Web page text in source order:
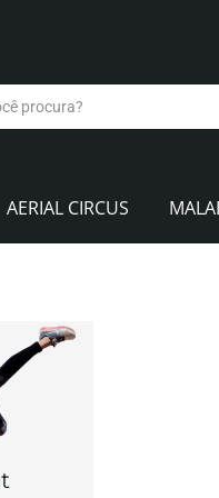
AERIAL CIRCUS